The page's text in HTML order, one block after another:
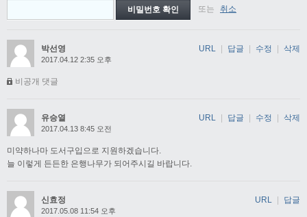
또는 취소
박선영
2017.04.12 2:35 오후
비공개 댓글
URL 답글 수정 삭제
유승열
2017.04.13 8:45 오전
미약하나마 도서구입으로 지원하겠습니다.
늘 이렇게 든든한 은행나무가 되어주시길 바랍니다.
URL 답글 수정 삭제
신효정
2017.05.08 11:54 오후
URL 답글